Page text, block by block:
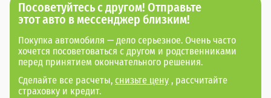
Посоветуйтесь с другом! Отправьте
этот авто в мессенджер близким!
Покупка автомобиля — дело серьезное. Очень часто
хочется посоветоваться с другом и родственниками
перед принятием окончательного решения.
Сделайте все расчеты, снизьте цену , рассчитайте
страховку и кредит.